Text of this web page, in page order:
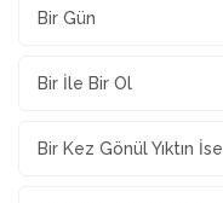
Bir Gün
Bir İle Bir Ol
Bir Kez Gönül Yıktın İse